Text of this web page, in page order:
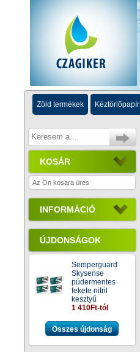
Zöld termékek Kéztörlőpapír
KOSÁR
Az Ön kosara üres
INFORMÁCIÓ
ÚJDONSÁGOK
Semperguard
Skysense
púdermentes
fekete nitril
kesztyű
1 410Ft-tól
Összes újdonság